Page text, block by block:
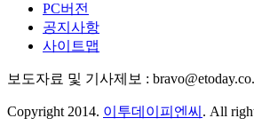
PC버전
공지사항
사이트맵
보도자료 및 기사제보 :
Copyright 2014. 이투데이피엔씨 . All